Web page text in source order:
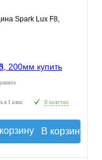
Spark Lux F8,
в 1 клик В наличии
В корзину